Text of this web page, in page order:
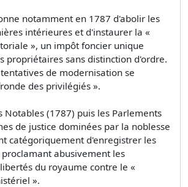
notamment en 1787 d'abolir les
intérieures et d'instaurer la «
», un impôt foncier unique
propriétaires sans distinction d'ordre.
de modernisation se
des privilégiés ».
Notables (1787) puis les Parlements
de justice dominées par la noblesse
catégoriquement d'enregistrer les
abusivement les
du royaume contre le «
».